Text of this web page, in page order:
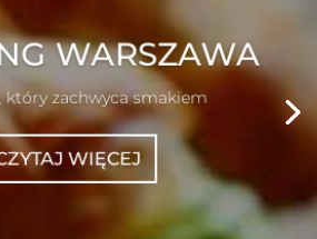
WARSZAWA
który zachwyca smakiem
WIĘCEJ